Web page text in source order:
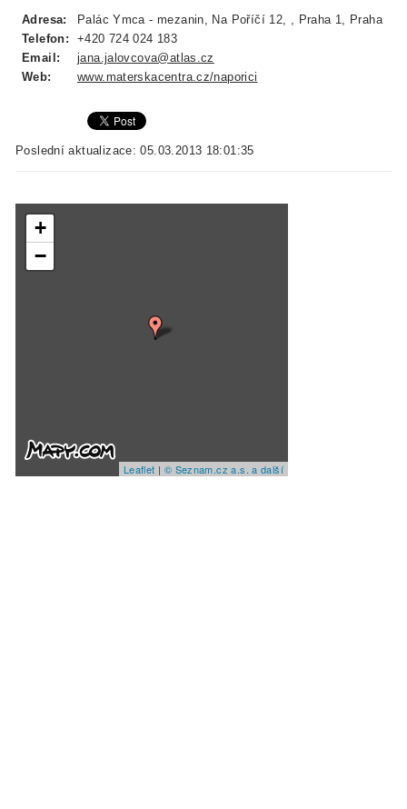
Adresa:
Palác Ymca - mezanin, Na Poříčí 12, , Praha 1, Praha
Telefon:
+420 724 024 183
Email:
jana.jalovcova@atlas.cz
Web:
www.materskacentra.cz/naporici
Poslední aktualizace: 05.03.2013 18:01:35
+
−
Leaflet | © Seznam.cz a.s. a další